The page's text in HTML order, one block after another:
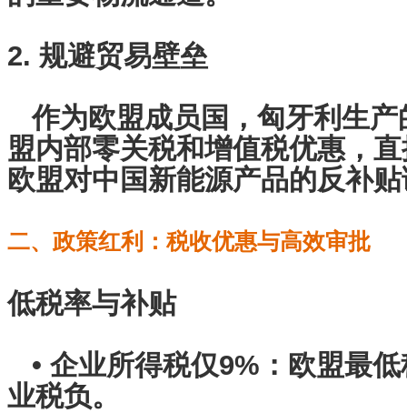
2. 规避贸易壁垒
作为欧盟成员国，匈牙利生产
盟内部零关税和增值税优惠，
欧盟对中国新能源产品的反补
二、政策红利：税收优惠与高效审批
低税率与补贴
• 企业所得税仅9%：欧盟最
业税负。